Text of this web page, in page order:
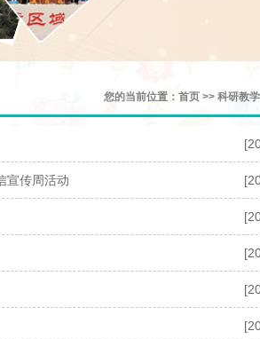
您的当前位置：首页 >> 科研教
宣传周活动